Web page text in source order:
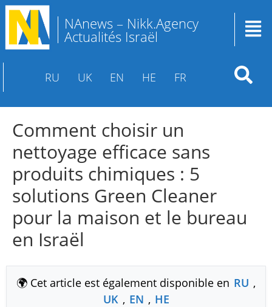
NAnews – Nikk.Agency
Actualités Israël
RU UK EN HE FR
Comment choisir un
nettoyage efficace sans
produits chimiques : 5
solutions Green Cleaner
pour la maison et le bureau
en Israël
🌍 Cet article est également disponible en RU ,
UK , EN , HE